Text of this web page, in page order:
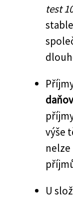
test
výše
U